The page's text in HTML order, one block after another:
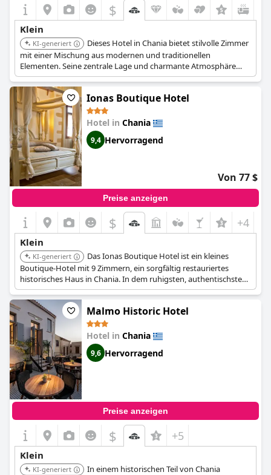
$
Klein
KI-generiert
Dieses Hotel in Chania bietet stilvolle Zimmer
mit einer Mischung aus modernen und traditionellen
Elementen. Seine zentrale Lage und charmante Atmosphäre
sorgen für ein intimes und gemütliches Erlebnis.
Ionas Boutique Hotel
Hotel in Chania
9,4 Hervorragend
Von 77 $
Preise anzeigen
$ +4
Klein
KI-generiert
Das Ionas Boutique Hotel ist ein kleines
Boutique-Hotel mit 9 Zimmern, ein sorgfältig restauriertes
historisches Haus in Chania. In dem ruhigsten, authentischsten
Teil der Altstadt gelegen, verbindet dieses kleine Hotel
traditionelle venezianische und osmanische Architektur und
schafft eine intime und ruhige Atmosphäre, perfekt für Paare
und Alleinreisende. Gäste können auch die Dachterrasse
genießen.
Malmo Historic Hotel
Hotel in Chania
9,6 Hervorragend
Preise anzeigen
$ +5
Klein
KI-generiert
In einem historischen Teil von Chania